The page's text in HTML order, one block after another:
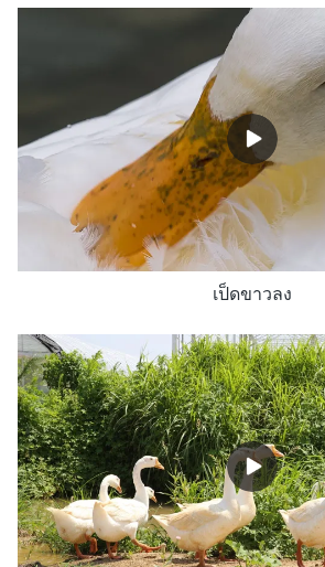
เป็ดขาวลง